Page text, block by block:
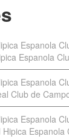
Espanola
Espanola
Espanola
Club de
Espanola
Espanola